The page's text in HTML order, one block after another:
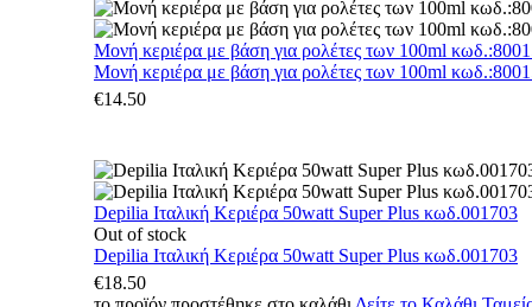
Μονή κεριέρα με βάση για ρολέτες των 100ml
Μονή κεριέρα με βάση για ρολέτες των 100ml
€14.50
Depilia Ιταλική Κεριέρα 50watt Super Plus κωδ.001703
Out of stock
Depilia Ιταλική Κεριέρα 50watt Super Plus κωδ.001703
€18.50